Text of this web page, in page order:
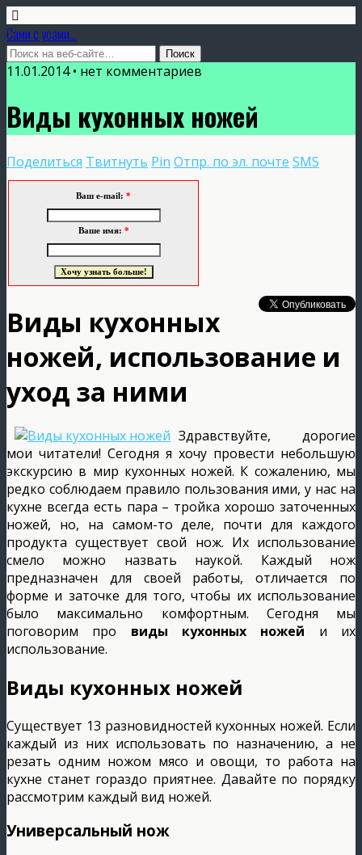
Сами с усами...
11.01.2014 • нет комментариев
Виды кухонных ножей
Поделиться Твитнуть Pin Отпр. по эл. почте SMS
Ваш e-mail: *
Ваше имя: *
Виды кухонных
ножей, использование и
уход за ними
Здравствуйте, дорогие
мои читатели! Сегодня я хочу провести небольшую
экскурсию в мир кухонных ножей. К сожалению, мы
редко соблюдаем правило пользования ими, у нас на
кухне всегда есть пара – тройка хорошо заточенных
ножей, но, на самом-то деле, почти для каждого
продукта существует свой нож. Их использование
смело можно назвать наукой. Каждый нож
предназначен для своей работы, отличается по
форме и заточке для того, чтобы их использование
было максимально комфортным. Сегодня мы
поговорим про виды кухонных ножей и их
использование.
Виды кухонных ножей
Существует 13 разновидностей кухонных ножей. Если
каждый из них использовать по назначению, а не
резать одним ножом мясо и овощи, то работа на
кухне станет гораздо приятнее. Давайте по порядку
рассмотрим каждый вид ножей.
Универсальный нож